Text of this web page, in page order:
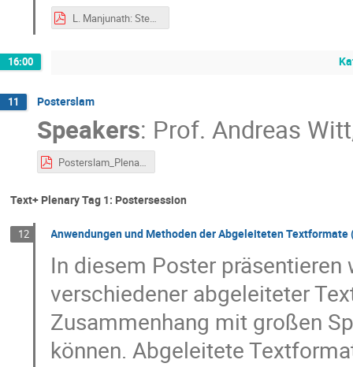
L. Manjunath: Steering LLMs with Sparse Autoencoders - A Path Towards More Explainable and Safer AI
16:00
11 Posterslam
Speakers: Prof. Andreas Witt
Posterslam_Plenary_2024.pdf
Text+ Plenary Tag 1: Postersession
12 Anwendungen und Methoden der Abgeleiteten Textformate
In diesem Poster
verschiedener abgeleiteter
Zusammenhang mit großen
können. Abgeleitete